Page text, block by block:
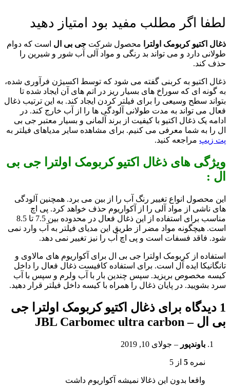
لطفا اگر مطلب مفید بود امتیاز دهید
ذغال اکتیو کربومک اولترا محصول شرکت جی بی ال است که دوام
طولانی دارد و می تواند بد رنگی و مواد آلی آب شور و شیرین را
حذف کند.
ذغال اکتیو به کربنی گفته می شود که توسط اکسیژن فرآوری شده،
به گونه ای که سوراخ های بسیار ریز در اتم های آن ایجاد شده تا
بتواند سطح وسیعی را برای فیلتر کردن ایجاد کند. به این ترتیب ذغال
فعال می تواند به مدت طولانی آلودگی ها را از آب خارج کند. در
ادامه یک ذغال اکتیو با کیفیت از برند آلمانی و بسیار معتبر جی بی
ال را به شما معرفی می کنیم. برای مشاهده سایر مدیاهای فیلتر به
پت زیپ مراجعه کنید.
ویژگی های ذغال اکتیو کربومک اولترا جی بی
ال :
این محصول انواع تغییر رنگ آب را از بین می برد. همچنین آلودگی
های ناشی از مواد آلی را از آکواریوم حذف خواهد کرد. پی اچ
مناسب برای استفاده از این ذغال فعال در محدوده بین 7.5 تا 8.5
است. هیچگونه مواد مضر از طریق این مدیای فیلتر به آب وارد نمی
شود. فاقد فسفات است و پی اچ آب را نیز تغییر نمی دهد.
استفاده از کربومک اولترا جی بی ال برای آکواریوم های مالاوی و
تانگانیکا ایده آل است. برای استفاده کافیست ذغال فعال را داخل
کیسه مخصوص بریزید. سپس چندین بار با آب ولرم و سپس با آب
سرد بشویید. در پایان ذغال را همراه با کیسه داخل فیلتر قرار دهید.
1 دیدگاه برای
ذغال اکتیو کربومک اولترا جی
بی ال – JBL Carbomec ultra carbon
باوندپور – جولای 10, 2019
نمره 5 از 5
واقعا بدون این ذغالا نمیشه آکواریوم داشت